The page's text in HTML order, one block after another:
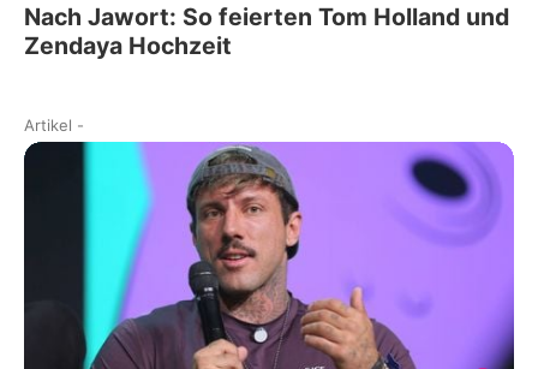
Nach Jawort: So feierten Tom Holland und
Zendaya Hochzeit
Artikel -